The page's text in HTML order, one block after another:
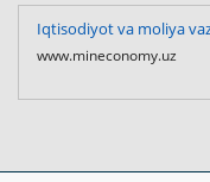
Iqtisodiyot va moliya
www.mineconomy.uz